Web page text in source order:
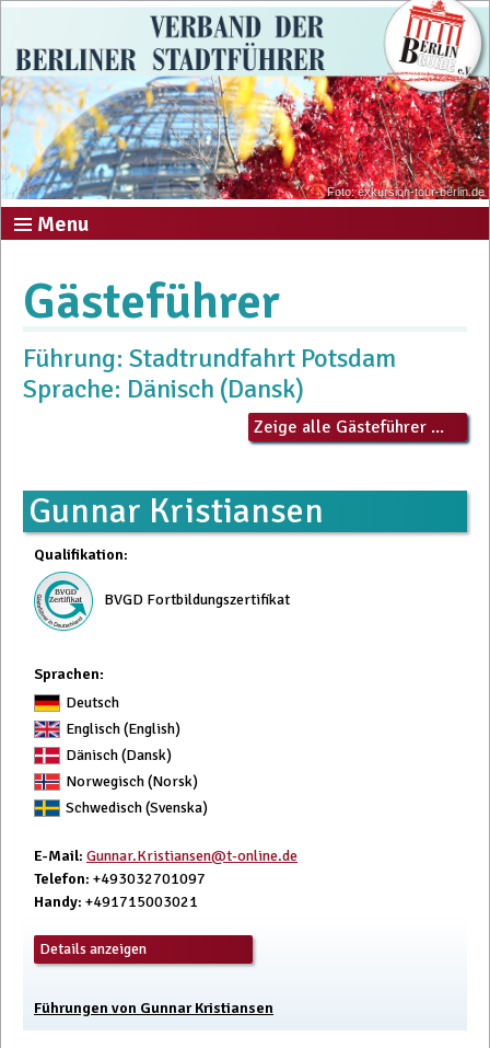
Foto: exkursion-tour-berlin.de
Menu
Gästeführer
Führung: Stadtrundfahrt Potsdam
Sprache: Dänisch (Dansk)
Zeige alle Gästeführer ...
Gunnar Kristiansen
Qualifikation:
BVGD Fortbildungszertifikat
Sprachen:
Deutsch
Englisch (English)
Dänisch (Dansk)
Norwegisch (Norsk)
Schwedisch (Svenska)
E-Mail: Gunnar.Kristiansen@t-online.de
Telefon: +493032701097
Handy: +491715003021
Details anzeigen
Führungen von Gunnar Kristiansen